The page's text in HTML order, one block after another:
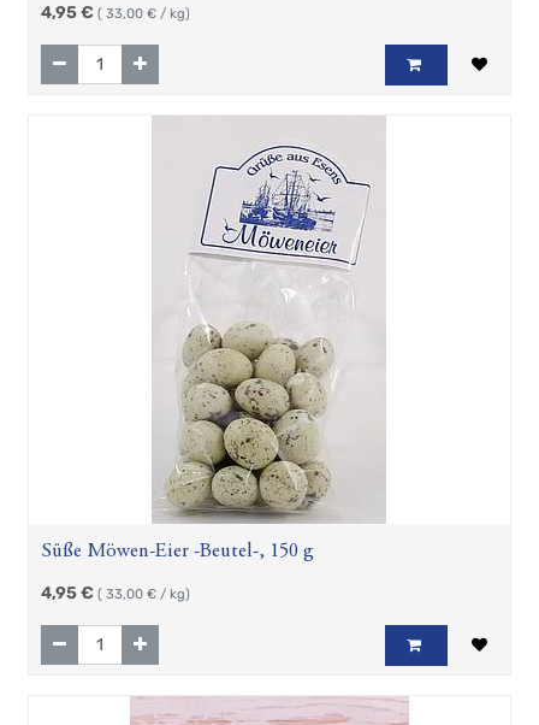
4,95€ ( 33,00 € / kg)
Süße Möwen-Eier -Beutel-, 150 g
4,95€ ( 33,00 € / kg)